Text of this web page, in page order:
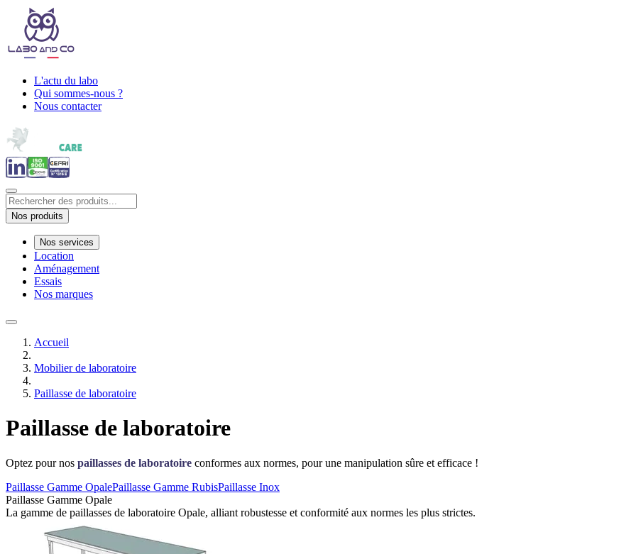
L'actu du labo
Qui sommes-nous ?
Nous contacter
Nos produits
Nos services
Location
Aménagement
Essais
Nos marques
Accueil
Mobilier de laboratoire
Paillasse de laboratoire
Paillasse de laboratoire
Optez pour nos paillasses de laboratoire conformes aux normes, pour une manipulation sûre et efficace !
Paillasse Gamme OpalePaillasse Gamme RubisPaillasse Inox
Paillasse Gamme Opale
La gamme de paillasses de laboratoire Opale, alliant robustesse et conformité aux normes les plus strictes.